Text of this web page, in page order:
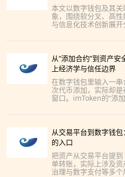
本文以数字钱包及其
象，围绕软分叉、高
与信息化技术创新展
用应通过官方网站、正
从“添加合约”到资产
上经济学与信任边界
在数字钱包里输入一
次代币添加，实际却
窗口。imToken的“添
帮助钱包识别某个
从交易平台到数字钱
的入口
把资产从交易平台提
单转账，实际上涉及
治理与数字支付等多